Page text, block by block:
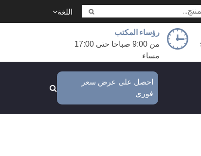
اللغة
رؤساء المكتب
من 9:00 صباحا حتى 17:00
مساء
احصل على عرض سعر
فوري